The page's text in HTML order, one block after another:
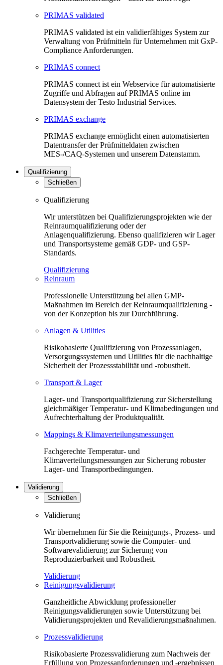
PRIMAS validated
PRIMAS validated ist ein validierfähiges System zur
Verwaltung von Prüfmitteln für Unternehmen mit GxP-
Compliance Anforderungen.
PRIMAS connect
PRIMAS connect ist ein Webservice für automatisierte
Zugriffe und Abfragen auf PRIMAS online im
Datensystem der Testo Industrial Services.
PRIMAS exchange
PRIMAS exchange ermöglicht einen automatisierten
Datentransfer der Prüfmitteldaten zwischen
MES-/CAQ-Systemen und unserem Datenstamm.
Qualifizierung
Schließen
Qualifizierung
Wir unterstützen bei Qualifizierungsprojekten wie der
Reinraumqualifizierung oder der
Anlagenqualifizierung. Ebenso qualifizieren wir Lager
und Transportsysteme gemäß GDP- und GSP-
Standards.
Qualifizierung
Reinraum
Professionelle Unterstützung bei allen GMP-
Maßnahmen im Bereich der Reinraumqualifizierung -
von der Konzeption bis zur Durchführung.
Anlagen & Utilities
Risikobasierte Qualifizierung von Prozessanlagen,
Versorgungssystemen und Utilities für die nachhaltige
Sicherheit der Prozessstabilität und -robustheit.
Transport & Lager
Lager- und Transportqualifizierung zur Sicherstellung
gleichmäßiger Temperatur- und Klimabedingungen und
Aufrechterhaltung der Produktqualität.
Mappings & Klimaverteilungsmessungen
Fachgerechte Temperatur- und
Klimaverteilungsmessungen zur Sicherung robuster
Lager- und Transportbedingungen.
Validierung
Schließen
Validierung
Wir übernehmen für Sie die Reinigungs-, Prozess- und
Transportvalidierung sowie die Computer- und
Softwarevalidierung zur Sicherung von
Reproduzierbarkeit und Robustheit.
Validierung
Reinigungsvalidierung
Ganzheitliche Abwicklung professioneller
Reinigungsvalidierungen sowie Unterstützung bei
Validierungsprojekten und Revalidierungsmaßnahmen.
Prozessvalidierung
Risikobasierte Prozessvalidierung zum Nachweis der
Erfüllung von Prozessanforderungen und -ergebnissen